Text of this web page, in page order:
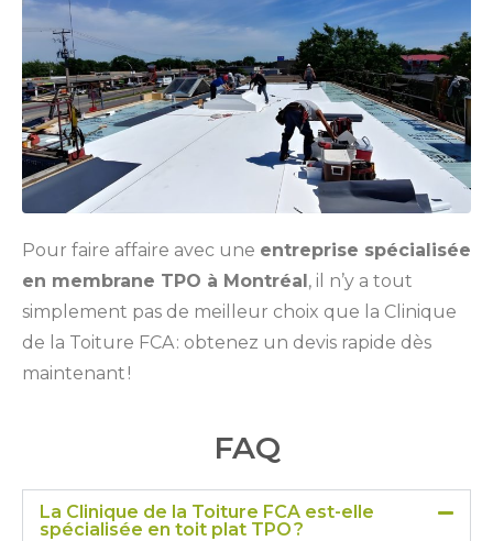
Pour faire affaire avec une entreprise spécialisée
en membrane TPO à Montréal , il n’y a tout
simplement pas de meilleur choix que la Clinique
de la Toiture FCA : obtenez un devis rapide dès
maintenant !
FAQ
La Clinique de la Toiture FCA est-elle
spécialisée en toit plat TPO ?